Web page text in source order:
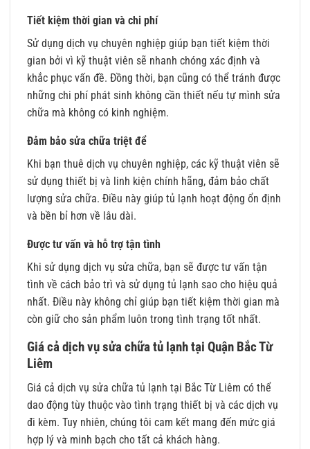
Tiết kiệm thời gian và chi phí
Sử dụng dịch vụ chuyên nghiệp giúp bạn tiết kiệm thời
gian bởi vì kỹ thuật viên sẽ nhanh chóng xác định và
khắc phục vấn đề. Đồng thời, bạn cũng có thể tránh được
những chi phí phát sinh không cần thiết nếu tự mình sửa
chữa mà không có kinh nghiệm.
Đảm bảo sửa chữa triệt để
Khi bạn thuê dịch vụ chuyên nghiệp, các kỹ thuật viên sẽ
sử dụng thiết bị và linh kiện chính hãng, đảm bảo chất
lượng sửa chữa. Điều này giúp tủ lạnh hoạt động ổn định
và bền bỉ hơn về lâu dài.
Được tư vấn và hỗ trợ tận tình
Khi sử dụng dịch vụ sửa chữa, bạn sẽ được tư vấn tận
tình về cách bảo trì và sử dụng tủ lạnh sao cho hiệu quả
nhất. Điều này không chỉ giúp bạn tiết kiệm thời gian mà
còn giữ cho sản phẩm luôn trong tình trạng tốt nhất.
Giá cả dịch vụ sửa chữa tủ lạnh tại Quận Bắc Từ
Liêm
Giá cả dịch vụ sửa chữa tủ lạnh tại Bắc Từ Liêm có thể
dao động tùy thuộc vào tình trạng thiết bị và các dịch vụ
đi kèm. Tuy nhiên, chúng tôi cam kết mang đến mức giá
hợp lý và minh bạch cho tất cả khách hàng.